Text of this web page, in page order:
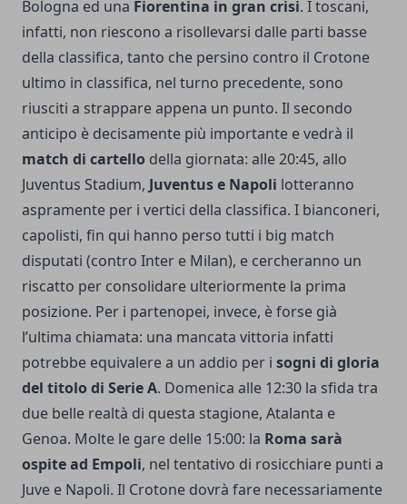
Bologna ed una Fiorentina in gran crisi. I toscani,
infatti, non riescono a risollevarsi dalle parti basse
della classifica, tanto che persino contro il Crotone
ultimo in classifica, nel turno precedente, sono
riusciti a strappare appena un punto. Il secondo
anticipo è decisamente più importante e vedrà il
match di cartello della giornata: alle 20:45, allo
Juventus Stadium, Juventus e Napoli lotteranno
aspramente per i vertici della classifica. I bianconeri,
capolisti, fin qui hanno perso tutti i big match
disputati (contro Inter e Milan), e cercheranno un
riscatto per consolidare ulteriormente la prima
posizione. Per i partenopei, invece, è forse già
l’ultima chiamata: una mancata vittoria infatti
potrebbe equivalere a un addio per i sogni di gloria
del titolo di Serie A. Domenica alle 12:30 la sfida tra
due belle realtà di questa stagione, Atalanta e
Genoa. Molte le gare delle 15:00: la Roma sarà
ospite ad Empoli, nel tentativo di rosicchiare punti a
Juve e Napoli. Il Crotone dovrà fare necessariamente